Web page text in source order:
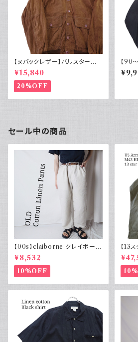
【ヌバックレザー】バルスター型
ブルゾンジャケット ヴァルスター
ヴィンテージ
¥15,840
20%OFF
【90
Y メ
スエ
000
セール中の商品
【00s】claiborne クレイボーン
リネンコットンパンツ ツータック
¥8,532
10%OFF
【13
43
実物